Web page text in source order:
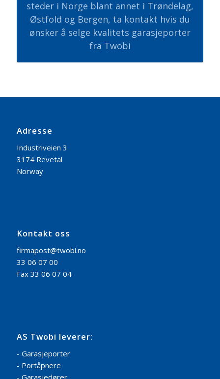
steder i Norge blant annet i Trøndelag,
Østfold og Bergen, ta kontakt hvis du
ønsker å selge kvalitets garasjeporter
fra Twobi
Adresse
Industriveien 3
3174 Revetal
Norway
Kontakt oss
firmapost@twobi.no
33 06 07 00
Fax 33 06 07 04
AS Twobi leverer:
- Garasjeporter
- Portåpnere
- Garasjedører